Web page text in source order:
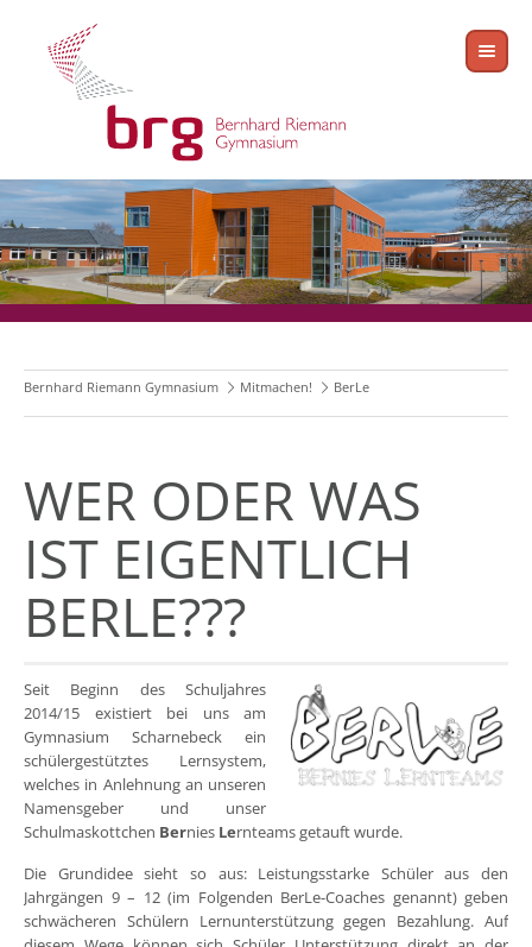
Bernhard Riemann Gymnasium Mitmachen! BerLe
WER ODER WAS
IST EIGENTLICH
BERLE???
Seit Beginn des Schuljahres
2014/15 existiert bei uns am
Gymnasium Scharnebeck ein
schülergestütztes Lernsystem,
welches in Anlehnung an unseren
Namensgeber und unser
Schulmaskottchen Bernies Lernteams getauft wurde.
Die Grundidee sieht so aus: Leistungsstarke Schüler aus den
Jahrgängen 9 – 12 (im Folgenden BerLe-Coaches genannt) geben
schwächeren Schülern Lernunterstützung gegen Bezahlung. Auf